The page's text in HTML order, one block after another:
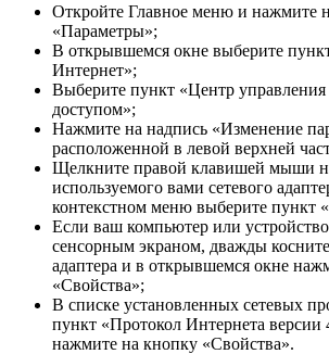
Откройте Главное меню и нажмите
«Параметры»;
В открывшемся окне выберите
Интернет»;
Выберите пункт «Центр
доступом»;
Нажмите на надпись «Изменение
расположенной в левой верхней
Щелкните правой клавишей мыши
используемого вами сетевого
контекстном меню выберите пункт
Если ваш компьютер или
сенсорным экраном, дважды
адаптера и в открывшемся окне
«Свойства»;
В списке установленных сетевых
пункт «Протокол Интернета версии
нажмите на кнопку «Свойства».